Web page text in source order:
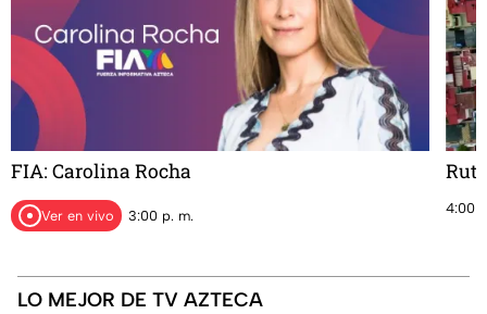
FIA: Carolina Rocha
Ver en vivo 3:00 p. m. 4:00
LO MEJOR DE TV AZTECA